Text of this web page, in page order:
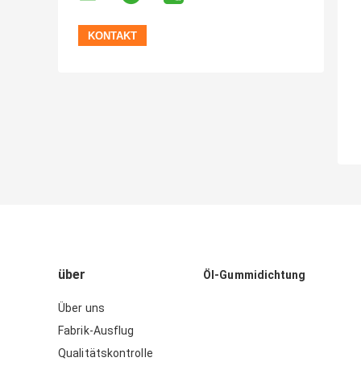
über
Über uns
Fabrik-Ausflug
Qualitätskontrolle
Öl-Gummidichtung